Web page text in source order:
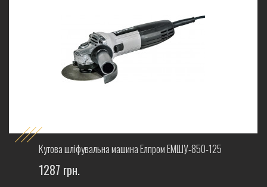
Кутова шліфувальна машина Елпром ЕМШУ-850-125
1287 грн.